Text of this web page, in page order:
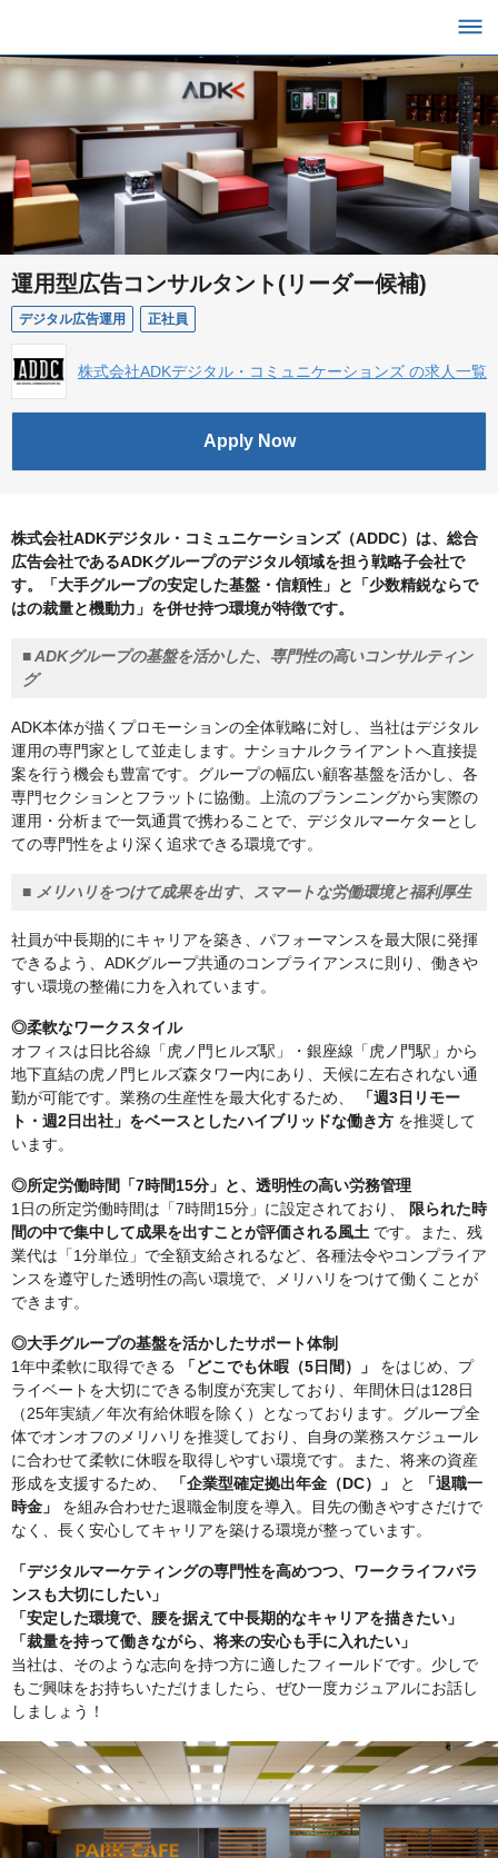
運用型広告コンサルタント(リーダー候補)
デジタル広告運用 正社員
株式会社ADKデジタル・コミュニケーションズ の求人一覧
Apply Now
株式会社ADKデジタル・コミュニケーションズ（ADDC）は、総合
広告会社であるADKグループのデジタル領域を担う戦略子会社で
す。「大手グループの安定した基盤・信頼性」と「少数精鋭ならで
はの裁量と機動力」を併せ持つ環境が特徴です。
■ ADKグループの基盤を活かした、専門性の高いコンサルティン
グ
ADK本体が描くプロモーションの全体戦略に対し、当社はデジタル
運用の専門家として並走します。ナショナルクライアントへ直接提
案を行う機会も豊富です。グループの幅広い顧客基盤を活かし、各
専門セクションとフラットに協働。上流のプランニングから実際の
運用・分析まで一気通貫で携わることで、デジタルマーケターとし
ての専門性をより深く追求できる環境です。
■ メリハリをつけて成果を出す、スマートな労働環境と福利厚生
社員が中長期的にキャリアを築き、パフォーマンスを最大限に発揮
できるよう、ADKグループ共通のコンプライアンスに則り、働きや
すい環境の整備に力を入れています。
◎柔軟なワークスタイル
オフィスは日比谷線「虎ノ門ヒルズ駅」・銀座線「虎ノ門駅」から
地下直結の虎ノ門ヒルズ森タワー内にあり、天候に左右されない通
勤が可能です。業務の生産性を最大化するため、
「週3日リモー
ト・週2日出社」をベースとしたハイブリッドな働き方 を推奨して
います。
◎所定労働時間「7時間15分」と、透明性の高い労務管理
1日の所定労働時間は「7時間15分」に設定されており、
限られた時
間の中で集中して成果を出すことが評価される風土 です。また、残
業代は「1分単位」で全額支給されるなど、各種法令やコンプライア
ンスを遵守した透明性の高い環境で、メリハリをつけて働くことが
できます。
◎大手グループの基盤を活かしたサポート体制
1年中柔軟に取得できる
「どこでも休暇（5日間）」
をはじめ、プ
ライベートを大切にできる制度が充実しており、年間休日は128日
（25年実績／年次有給休暇を除く）となっております。グループ全
体でオンオフのメリハリを推奨しており、自身の業務スケジュール
に合わせて柔軟に休暇を取得しやすい環境です。また、将来の資産
形成を支援するため、
「企業型確定拠出年金（DC）」 と
「退職一
時金」
を組み合わせた退職金制度を導入。目先の働きやすさだけで
なく、長く安心してキャリアを築ける環境が整っています。
「デジタルマーケティングの専門性を高めつつ、ワークライフバラ
ンスも大切にしたい」
「安定した環境で、腰を据えて中長期的なキャリアを描きたい」
「裁量を持って働きながら、将来の安心も手に入れたい」
当社は、そのような志向を持つ方に適したフィールドです。少しで
もご興味をお持ちいただけましたら、ぜひ一度カジュアルにお話し
しましょう！